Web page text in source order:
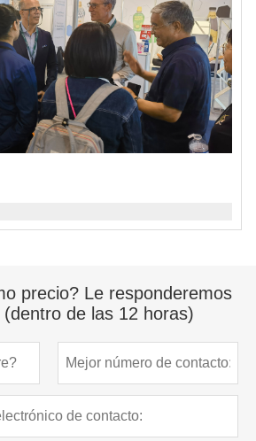
precio? Le responderemos
de las 12 horas)